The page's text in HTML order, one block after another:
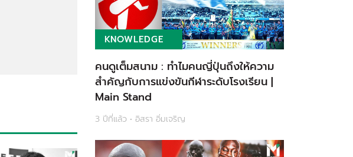
KNOWLEDGE
คนดูเต็มสนาม : ทำไมคนญี่ปุ่นถึงให้ความ
สำคัญกับการแข่งขันกีฬาระดับโรงเรียน |
Main Stand
3 ปีที่แล้ว • อิสรา อิ่มเจริญ